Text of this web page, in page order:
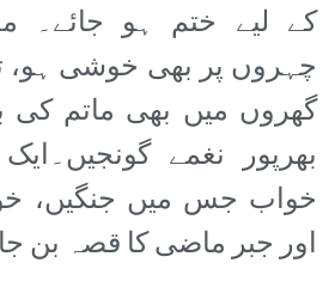
کے لیے ختم ہو
چہروں پر بھی خوشی ہو،
گھروں میں بھی ماتم کی
بھرپور نغمے
خواب جس میں جنگیں،
اور جبر ماضی کا قصہ بن